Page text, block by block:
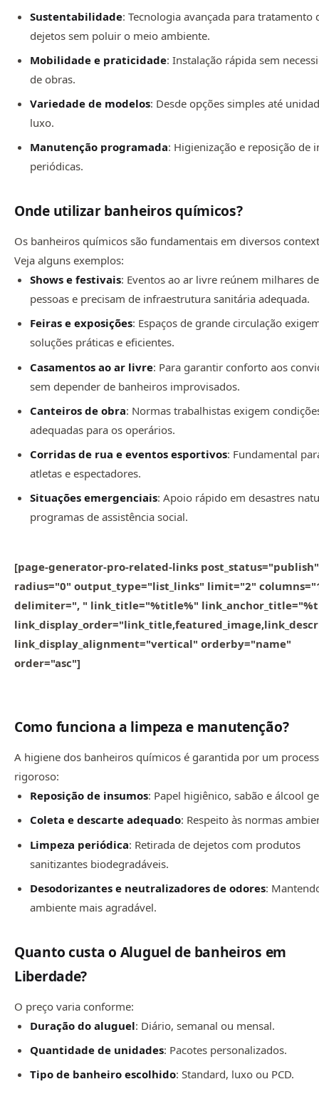
Sustentabilidade: Tecnologia avançada para tratamento
dejetos sem poluir o meio ambiente.
Mobilidade e praticidade: Instalação rápida sem
de obras.
Variedade de modelos: Desde opções simples até
luxo.
Manutenção programada: Higienização e reposição de
periódicas.
Onde utilizar banheiros químicos?
Os banheiros químicos são fundamentais em diversos
Veja alguns exemplos:
Shows e festivais: Eventos ao ar livre reúnem milhares de
pessoas e precisam de infraestrutura sanitária adequada.
Feiras e exposições: Espaços de grande circulação
soluções práticas e eficientes.
Casamentos ao ar livre: Para garantir conforto aos
sem depender de banheiros improvisados.
Canteiros de obra: Normas trabalhistas exigem
adequadas para os operários.
Corridas de rua e eventos esportivos: Fundamental
atletas e espectadores.
Situações emergenciais: Apoio rápido em desastres
programas de assistência social.
[page-generator-pro-related-links post_status="publish"
radius="0" output_type="list_links" limit="2"
delimiter=", " link_title="%title%"
link_display_alignment="vertical" orderby="name"
order="asc"]
Como funciona a limpeza e manutenção?
A higiene dos banheiros químicos é garantida por um
rigoroso:
Reposição de insumos: Papel higiênico, sabão e álcool
Coleta e descarte adequado: Respeito às normas
Limpeza periódica: Retirada de dejetos com produtos
sanitizantes biodegradáveis.
Desodorizantes e neutralizadores de odores:
ambiente mais agradável.
Quanto custa o Aluguel de banheiros em
Liberdade?
O preço varia conforme:
Duração do aluguel: Diário, semanal ou mensal.
Quantidade de unidades: Pacotes personalizados.
Tipo de banheiro escolhido: Standard, luxo ou PCD.